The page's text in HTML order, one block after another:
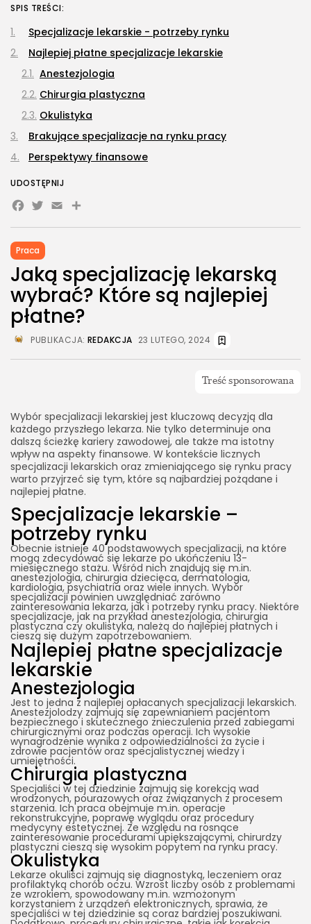
Praca
Jaką specjalizację lekarską
wybrać? Które są najlepiej
płatne?
PUBLIKACJA: REDAKCJA 23 LUTEGO, 2024
Wybór specjalizacji lekarskiej jest kluczową decyzją dla
każdego przyszłego lekarza. Nie tylko determinuje ona
dalszą ścieżkę kariery zawodowej, ale także ma istotny
wpływ na aspekty finansowe. W kontekście licznych
specjalizacji lekarskich oraz zmieniającego się rynku pracy
warto przyjrzeć się tym, które są najbardziej pożądane i
najlepiej płatne.
Specjalizacje lekarskie –
potrzeby rynku
Obecnie istnieje 40 podstawowych specjalizacji, na które
mogą zdecydować się lekarze po ukończeniu 13-
miesięcznego stażu. Wśród nich znajdują się m.in.
anestezjologia, chirurgia dziecięca, dermatologia,
kardiologia, psychiatria oraz wiele innych. Wybór
specjalizacji powinien uwzględniać zarówno
zainteresowania lekarza, jak i potrzeby rynku pracy. Niektóre
specjalizacje, jak na przykład anestezjologia, chirurgia
plastyczna czy okulistyka, należą do najlepiej płatnych i
cieszą się dużym zapotrzebowaniem.
Najlepiej płatne specjalizacje
lekarskie
Anestezjologia
Jest to jedna z najlepiej opłacanych specjalizacji lekarskich.
Anestezjolodzy zajmują się zapewnianiem pacjentom
bezpiecznego i skutecznego znieczulenia przed zabiegami
chirurgicznymi oraz podczas operacji. Ich wysokie
wynagrodzenie wynika z odpowiedzialności za życie i
zdrowie pacjentów oraz specjalistycznej wiedzy i
umiejętności.
Chirurgia plastyczna
Specjaliści w tej dziedzinie zajmują się korekcją wad
wrodzonych, pourazowych oraz związanych z procesem
starzenia. Ich praca obejmuje m.in. operacje
rekonstrukcyjne, poprawę wyglądu oraz procedury
medycyny estetycznej. Ze względu na rosnące
zainteresowanie procedurami upiększającymi, chirurdzy
plastyczni cieszą się wysokim popytem na rynku pracy.
Okulistyka
Lekarze okuliści zajmują się diagnostyką, leczeniem oraz
profilaktyką chorób oczu. Wzrost liczby osób z problemami
ze wzrokiem, spowodowany m.in. wzmożonym
korzystaniem z urządzeń elektronicznych, sprawia, że
specjaliści w tej dziedzinie są coraz bardziej poszukiwani.
SPIS TREŚCI:
Specjalizacje lekarskie - potrzeby rynku
Najlepiej płatne specjalizacje lekarskie
Anestezjologia
Chirurgia plastyczna
Okulistyka
Brakujące specjalizacje na rynku pracy
Perspektywy finansowe
UDOSTĘPNIJ
Facebook
Twitter
EmailShare